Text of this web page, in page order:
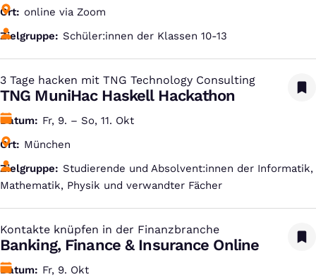
Ort
online via Zoom
Zielgruppe
Schüler:innen der Klassen 10-13
3 Tage hacken mit TNG Technology Consulting
:
TNG MuniHac Haskell Hackathon
Datum
Fr, 9. – So, 11. Okt
Ort
München
Zielgruppe
Studierende und Absolvent:innen der Informatik,
Mathematik, Physik und verwandter Fächer
Kontakte knüpfen in der Finanzbranche
:
Banking, Finance & Insurance Online
Datum
Fr, 9. Okt